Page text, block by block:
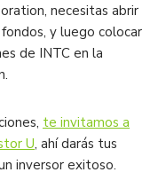
necesitas abrir
y luego colocar
de INTC en la
te invitamos a
U, ahí darás tus
inversor exitoso.